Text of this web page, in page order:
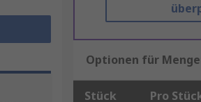
Optionen für
Stück Pro